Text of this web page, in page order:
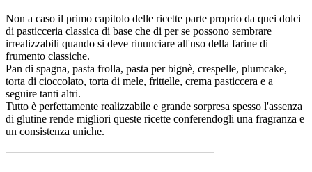
Non a caso il primo capitolo delle ricette parte proprio da quei dolci
di pasticceria classica di base che di per se possono sembrare
irrealizzabili quando si deve rinunciare all'uso della farine di
frumento classiche.
Pan di spagna, pasta frolla, pasta per bignè, crespelle, plumcake,
torta di cioccolato, torta di mele, frittelle, crema pasticcera e a
seguire tanti altri.
Tutto è perfettamente realizzabile e grande sorpresa spesso l'assenza
di glutine rende migliori queste ricette conferendogli una fragranza e
un consistenza uniche.